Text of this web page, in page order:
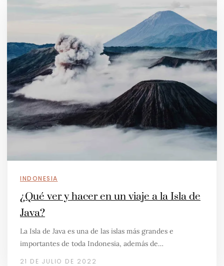
INDONESIA
¿Qué ver y hacer en un viaje a la Isla de
Java?
La Isla de Java es una de las islas más grandes e
importantes de toda Indonesia, además de…
21 DE JULIO DE 2022